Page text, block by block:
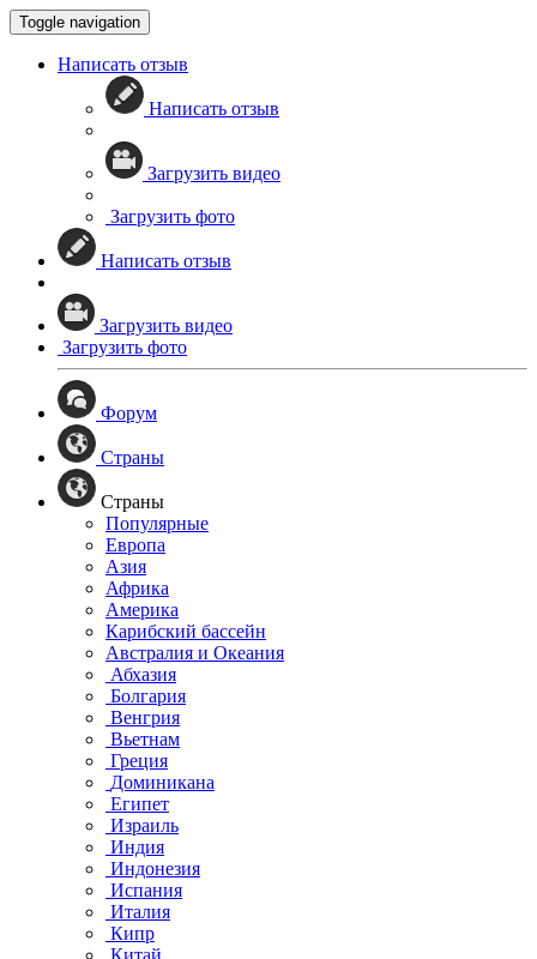
Toggle navigation
Написать отзыв
Написать отзыв
Загрузить видео
Загрузить фото
Написать отзыв
Загрузить видео
Загрузить фото
Форум
Страны
Страны
Популярные
Европа
Азия
Африка
Америка
Карибский бассейн
Австралия и Океания
Абхазия
Болгария
Венгрия
Вьетнам
Греция
Доминикана
Египет
Израиль
Индия
Индонезия
Испания
Италия
Кипр
Китай